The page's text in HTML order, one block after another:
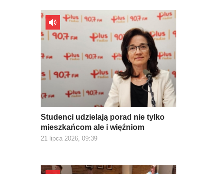
Studenci udzielają porad nie tylko
mieszkańcom ale i więźniom
21 lipca 2026, 09:39